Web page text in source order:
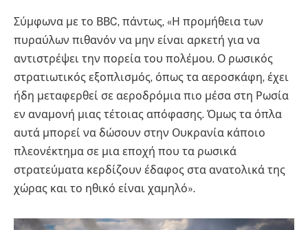
Σύμφωνα με το ΒΒC, πάντως, «Η προμήθεια των
πυραύλων πιθανόν να μην είναι αρκετή για να
αντιστρέψει την πορεία του πολέμου. Ο ρωσικός
στρατιωτικός εξοπλισμός, όπως τα αεροσκάφη, έχει
ήδη μεταφερθεί σε αεροδρόμια πιο μέσα στη Ρωσία
εν αναμονή μιας τέτοιας απόφασης. Όμως τα όπλα
αυτά μπορεί να δώσουν στην Ουκρανία κάποιο
πλεονέκτημα σε μια εποχή που τα ρωσικά
στρατεύματα κερδίζουν έδαφος στα ανατολικά της
χώρας και το ηθικό είναι χαμηλό».